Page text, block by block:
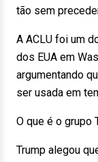
tão sem
A ACLU foi um
dos EUA em
argumentando
ser usada em
O que é o grupo
Trump alegou